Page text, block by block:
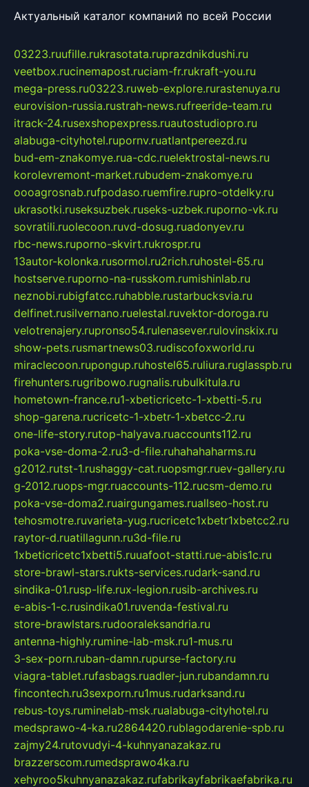
Актуальный каталог компаний по всей России
03223.ruufille.rukrasotata.ruprazdnikdushi.ru
veetbox.rucinemapost.ruciam-fr.rukraft-you.ru
mega-press.ru03223.ruweb-explore.rurastenuya.ru
eurovision-russia.rustrah-news.rufreeride-team.ru
itrack-24.rusexshopexpress.ruautostudiopro.ru
alabuga-cityhotel.rupornv.ruatlantpereezd.ru
bud-em-znakomye.rua-cdc.ruelektrostal-news.ru
korolevremont-market.rubudem-znakomye.ru
oooagrosnab.rufpodaso.ruemfire.rupro-otdelky.ru
ukrasotki.ruseksuzbek.ruseks-uzbek.ruporno-vk.ru
sovratili.ruolecoon.ruvd-dosug.ruadonyev.ru
rbc-news.ruporno-skvirt.rukrospr.ru
13autor-kolonka.rusormol.ru2rich.ruhostel-65.ru
hostserve.ruporno-na-russkom.rumishinlab.ru
neznobi.rubigfatcc.ruhabble.rustarbucksvia.ru
delfinet.rusilvernano.ruelestal.ruvektor-doroga.ru
velotrenajery.rupronso54.rulenasever.rulovinskix.ru
show-pets.rusmartnews03.rudiscofoxworld.ru
miraclecoon.rupongup.ruhostel65.ruliura.ruglasspb.ru
firehunters.rugribowo.rugnalis.rubulkitula.ru
hometown-france.ru1-xbeticricetc-1-xbetti-5.ru
shop-garena.rucricetc-1-xbetr-1-xbetcc-2.ru
one-life-story.rutop-halyava.ruaccounts112.ru
poka-vse-doma-2.ru3-d-file.ruhahahaharms.ru
g2012.rutst-1.rushaggy-cat.ruopsmgr.ruev-gallery.ru
g-2012.ruops-mgr.ruaccounts-112.rucsm-demo.ru
poka-vse-doma2.ruairgungames.ruallseo-host.ru
tehosmotre.ruvarieta-yug.rucricetc1xbetr1xbetcc2.ru
raytor-d.ruatillagunn.ru3d-file.ru
1xbeticricetc1xbetti5.ruuafoot-statti.rue-abis1c.ru
store-brawl-stars.rukts-services.rudark-sand.ru
sindika-01.rusp-life.rux-legion.rusib-archives.ru
e-abis-1-c.rusindika01.ruvenda-festival.ru
store-brawlstars.rudooraleksandria.ru
antenna-highly.rumine-lab-msk.ru1-mus.ru
3-sex-porn.ruban-damn.rupurse-factory.ru
viagra-tablet.rufasbags.ruadler-jun.rubandamn.ru
fincontech.ru3sexporn.ru1mus.rudarksand.ru
rebus-toys.ruminelab-msk.rualabuga-cityhotel.ru
medsprawo-4-ka.ru2864420.rublagodarenie-spb.ru
zajmy24.rutovudyi-4-kuhnyanazakaz.ru
brazzerscom.rumedsprawo4ka.ru
xehyroo5kuhnyanazakaz.rufabrikayfabrikaefabrika.ru